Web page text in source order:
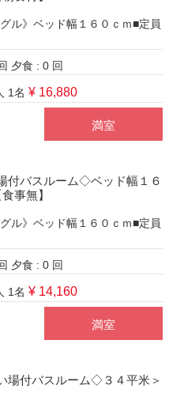
ル》ベッド幅１６０ｃｍ■定員
夕食 : 0 回
1名 ¥ 16,880
満室
バスルーム◇ベッド幅１６
事無】
ル》ベッド幅１６０ｃｍ■定員
夕食 : 0 回
1名 ¥ 14,160
満室
付バスルーム◇３４平米＞